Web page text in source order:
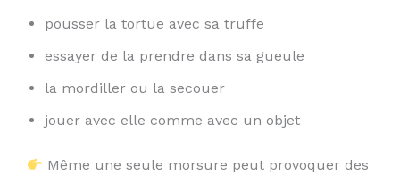
pousser la tortue avec sa truffe
essayer de la prendre dans sa gueule
la mordiller ou la secouer
jouer avec elle comme avec un objet
Même une seule morsure peut provoquer des